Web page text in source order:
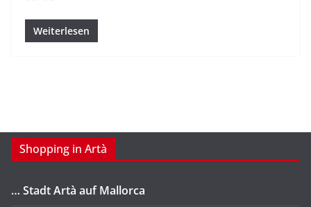
Weiterlesen
Shopping in Artà
… Stadt Artà auf Mallorca